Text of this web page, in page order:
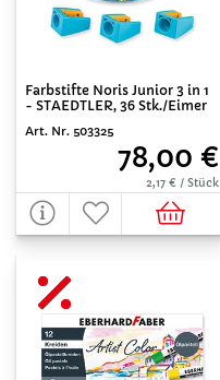
Farbstifte Noris Junior 3 in 1
- STAEDTLER, 36 Stk./Eimer
Art. Nr. 503325
78,00 €
2,17 € / Stück